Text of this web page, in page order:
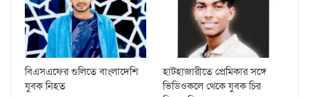
বিএসএফের গুলিতে বাংলাদেশি
যুবক নিহত
হাটহাজারীতে প্রেমিকার সঙ্গে
ভিডিওকলে থেকে যুবক চির